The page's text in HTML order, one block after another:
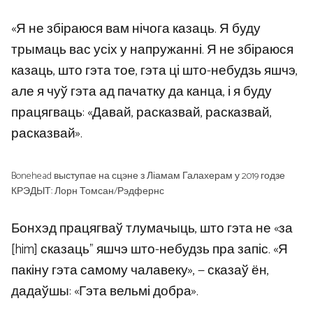
«Я не збіраюся вам нічога казаць. Я буду
трымаць вас усіх у напружанні. Я не збіраюся
казаць, што гэта тое, гэта ці што-небудзь яшчэ,
але я чуў гэта ад пачатку да канца, і я буду
працягваць: «Давай, расказвай, расказвай,
расказвай».
Bonehead выступае на сцэне з Ліамам Галахерам у 2019 годзе
КРЭДЫТ: Лорн Томсан/Рэдфернс
Бонхэд працягваў тлумачыць, што гэта не «за
[him] сказаць” яшчэ што-небудзь пра запіс. «Я
пакіну гэта самому чалавеку», — сказаў ён,
дадаўшы: «Гэта вельмі добра».